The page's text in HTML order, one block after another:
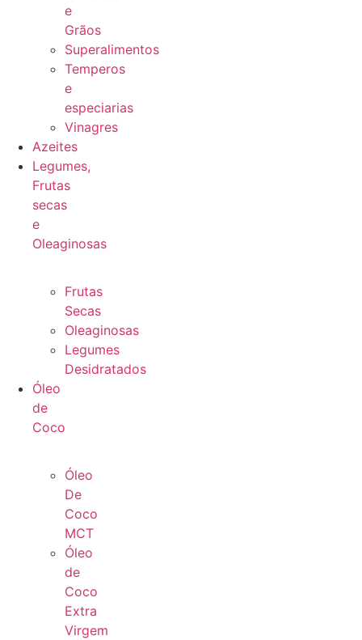
e
Grãos
Superalimentos
Temperos
e
especiarias
Vinagres
Azeites
Legumes,
Frutas
secas
e
Oleaginosas
Frutas
Secas
Oleaginosas
Legumes
Desidratados
Óleo
de
Coco
Óleo
De
Coco
MCT
Óleo
de
Coco
Extra
Virgem